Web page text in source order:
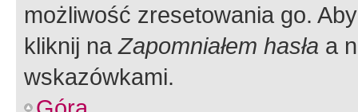
możliwość zresetowania go.
kliknij naZapomniałem hasła a
wskazówkami.